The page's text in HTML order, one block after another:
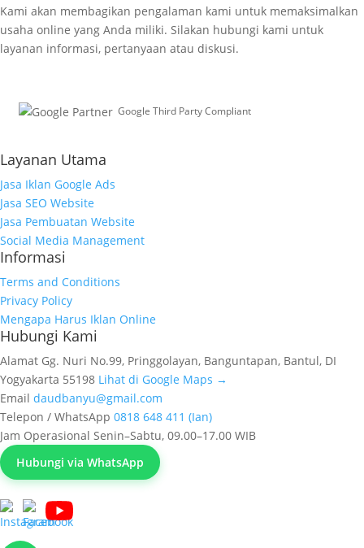
Kami akan membagikan pengalaman kami untuk memaksimalkan
usaha online yang Anda miliki. Silakan hubungi kami untuk
layanan informasi, pertanyaan atau diskusi.
Google Third Party Compliant
Layanan Utama
Jasa Iklan Google Ads
Jasa SEO Website
Jasa Pembuatan Website
Social Media Management
Informasi
Terms and Conditions
Privacy Policy
Mengapa Harus Iklan Online
Hubungi Kami
Alamat Gg. Nuri No.99, Pringgolayan, Banguntapan, Bantul, DI
Yogyakarta 55198 Lihat di Google Maps →
Email daudbanyu@gmail.com
Telepon / WhatsApp 0818 648 411 (Ian)
Jam Operasional Senin–Sabtu, 09.00–17.00 WIB
Hubungi via WhatsApp
© 2026 Banyumedia.co.id, Trusted Digital Marketing Agency.